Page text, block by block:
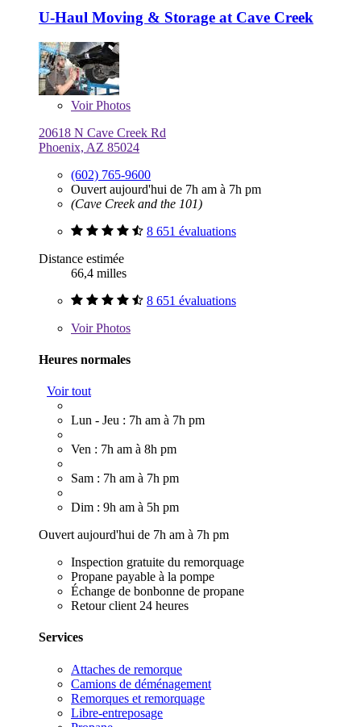
U-Haul Moving & Storage at Cave Creek
VoirPhotos
20618 N Cave Creek Rd
Phoenix, AZ 85024
(602) 765-9600
Ouvert aujourd'hui de 7h am à 7h pm
(Cave Creek and the 101)
8 651 évaluations
Distance estimée
66,4 milles
8 651 évaluations
VoirPhotos
Heures normales
Voir tout
Lun - Jeu : 7h am à 7h pm
Ven : 7h am à 8h pm
Sam : 7h am à 7h pm
Dim : 9h am à 5h pm
Ouvert aujourd'hui de 7h am à 7h pm
Inspection gratuite du remorquage
Propane payable à la pompe
Échange de bonbonne de propane
Retour client 24 heures
Services
Attaches de remorque
Camions de déménagement
Remorques et remorquage
Libre-entreposage